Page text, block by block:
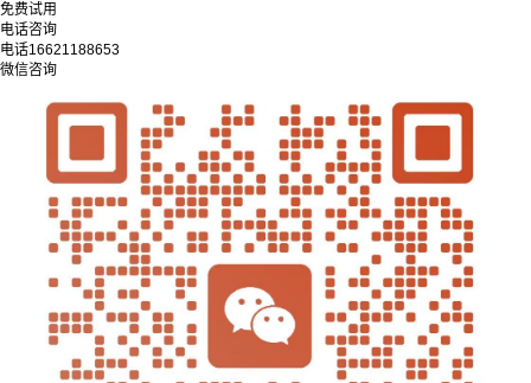
免费试用
电话咨询
电话16621188653
微信咨询